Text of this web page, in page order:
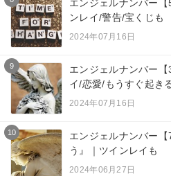
エンジェルナンバー
ンレイ/警告/宝くじも
2024年07月16日
9
エンジェルナンバー
イ/恋愛/もうすぐ起き
2024年07月16日
10
エンジェルナンバー
う』｜ツインレイも
2024年06月27日